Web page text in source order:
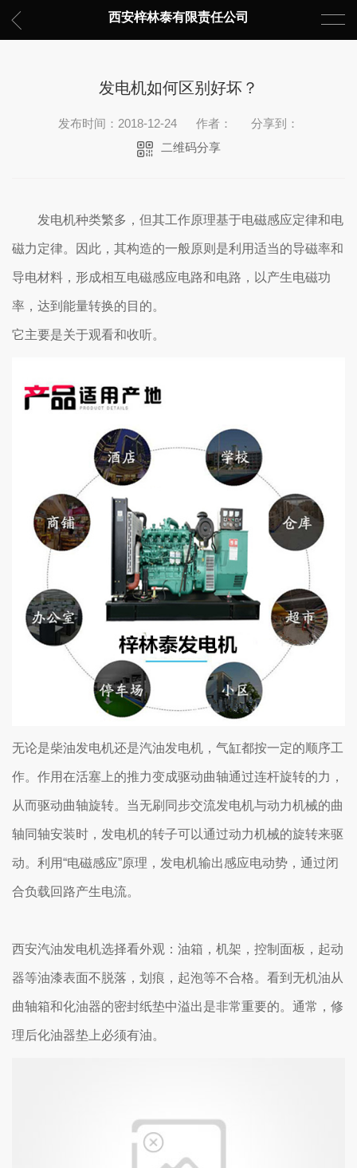
西安梓林泰有限责任公司
发电机如何区别好坏？
发布时间：2018-12-24 作者：
分享到：
二维码分享
发电机种类繁多，但其工作原理基于电磁感应定律和电
磁力定律。因此，其构造的一般原则是利用适当的导磁率和
导电材料，形成相互电磁感应电路和电路，以产生电磁功
率，达到能量转换的目的。
它主要是关于观看和收听。
无论是柴油发电机还是汽油发电机，气缸都按一定的顺序工
作。作用在活塞上的推力变成驱动曲轴通过连杆旋转的力，
从而驱动曲轴旋转。当无刷同步交流发电机与动力机械的曲
轴同轴安装时，发电机的转子可以通过动力机械的旋转来驱
动。利用“电磁感应”原理，发电机输出感应电动势，通过闭
合负载回路产生电流。
西安汽油发电机选择看外观：油箱，机架，控制面板，起动
器等油漆表面不脱落，划痕，起泡等不合格。看到无机油从
曲轴箱和化油器的密封纸垫中溢出是非常重要的。通常，修
理后化油器垫上必须有油。